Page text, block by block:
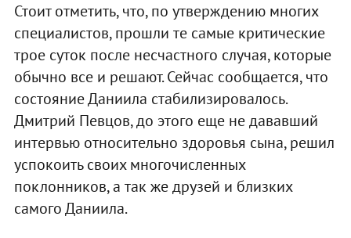
Стоит отметить, что, по утверждению многих
специалистов, прошли те самые критические
трое суток после несчастного случая, которые
обычно все и решают. Сейчас сообщается, что
состояние Даниила стабилизировалось.
Дмитрий Певцов, до этого еще не дававший
интервью относительно здоровья сына, решил
успокоить своих многочисленных
поклонников, а так же друзей и близких
самого Даниила.